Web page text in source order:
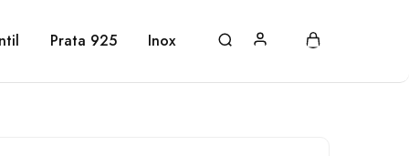
Prata 925 Inox